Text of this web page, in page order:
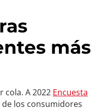
más
cola. A 2022 Encuesta
de los consumidores